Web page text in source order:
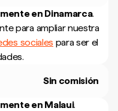
en Dinamarca.
para ampliar nuestra
sociales para ser el
Sin comisión
en Malaui.